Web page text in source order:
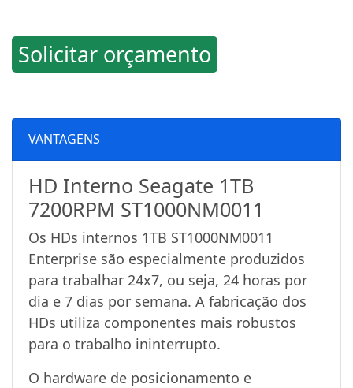
Solicitar orçamento
VANTAGENS
HD Interno Seagate 1TB
7200RPM ST1000NM0011
Os HDs internos 1TB ST1000NM0011
Enterprise são especialmente produzidos
para trabalhar 24x7, ou seja, 24 horas por
dia e 7 dias por semana. A fabricação dos
HDs utiliza componentes mais robustos
para o trabalho ininterrupto.
O hardware de posicionamento e